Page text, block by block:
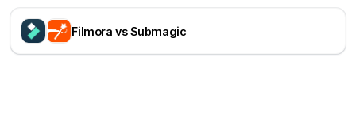
Filmora vs Submagic